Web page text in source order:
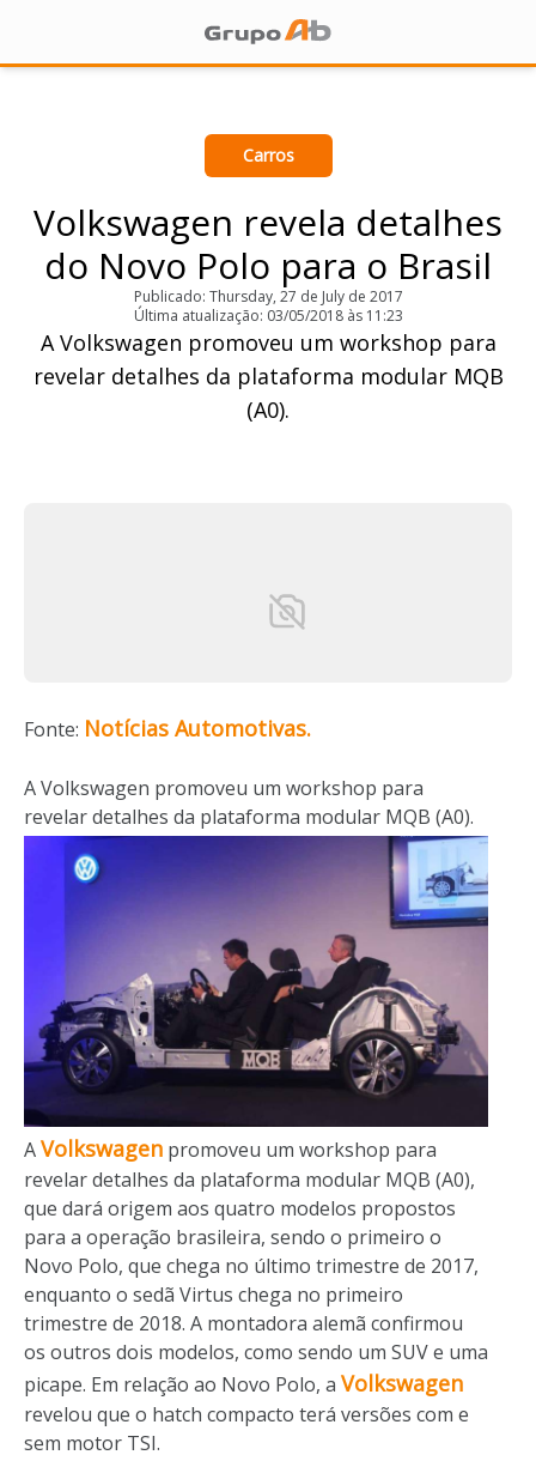
Carros
Volkswagen revela detalhes
do Novo Polo para o Brasil
Publicado: Thursday, 27 de July de 2017
Última atualização: 03/05/2018 às 11:23
A Volkswagen promoveu um workshop para
revelar detalhes da plataforma modular MQB
(A0).
Fonte: Notícias Automotivas.
A Volkswagen promoveu um workshop para
revelar detalhes da plataforma modular MQB (A0).
AVolkswagen promoveu um workshop para
revelar detalhes da plataforma modular MQB (A0),
que dará origem aos quatro modelos propostos
para a operação brasileira, sendo o primeiro o
Novo Polo, que chega no último trimestre de 2017,
enquanto o sedã Virtus chega no primeiro
trimestre de 2018. A montadora alemã confirmou
os outros dois modelos, como sendo um SUV e uma
picape. Em relação ao Novo Polo, a Volkswagen
revelou que o hatch compacto terá versões com e
sem motor TSI.